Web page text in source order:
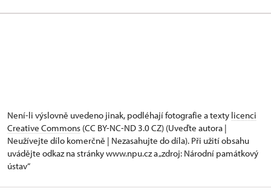
Není-li výslovně uvedeno jinak, podléhají fotografie a texty licenci
Creative Commons (CC BY-NC-ND 3.0 CZ) (Uveďte autora |
Neužívejte dílo komerčně | Nezasahujte do díla). Při užití obsahu
uvádějte odkaz na stránky www.npu.cz a „zdroj: Národní památkový
ústav“